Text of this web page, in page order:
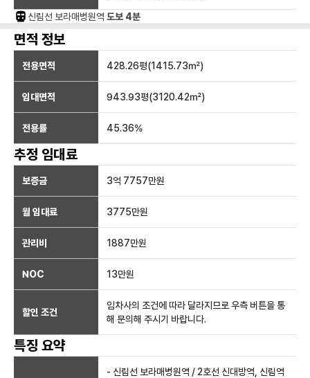
신림선 보라매병원역 도보 4분
면적 정보
전용면적 428.26평(1415.73㎡)
임대면적 943.93평(3120.42㎡)
전용률 45.36%
추정 임대료
보증금 3억 7757만원
월 임대료 3775만원
관리비 1887만원
NOC 13만원
할인 조건
임차사의 조건에 따라 달라지므로 우측 버튼을 통
해 문의해 주시기 바랍니다.
특징 요약
- 신림선 보라매병원역 / 2호선 신대방역, 신림역